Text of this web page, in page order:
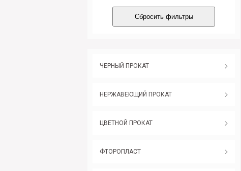
Сбросить фильтры
ЧЕРНЫЙ ПРОКАТ
НЕРЖАВЕЮЩИЙ ПРОКАТ
ЦВЕТНОЙ ПРОКАТ
ФТОРОПЛАСТ